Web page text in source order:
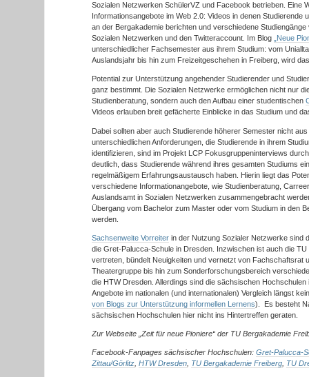
Sozialen Netzwerken SchülerVZ und Facebook betrieben. Eine
Informationsangebote im Web 2.0: Videos in denen Studierende
an der Bergakademie berichten und verschiedene
Sozialen Netzwerken und den Twitteraccount. Im Blog
„Neue
unterschiedlicher Fachsemester aus ihrem Studium: vom
Auslandsjahr bis hin zum Freizeitgeschehen in Freiberg, wird
Potential zur Unterstützung angehender Studierender und
ganz bestimmt. Die Sozialen Netzwerke ermöglichen nicht nur
Studienberatung, sondern auch den Aufbau einer studentischen
Videos erlauben breit gefächerte Einblicke in das Studium und
Dabei sollten aber auch Studierende höherer Semester nicht
unterschiedlichen Anforderungen, die Studierende in ihrem
identifizieren, sind im Projekt LCP Fokusgruppeninterviews
deutlich, dass Studierende während ihres gesamten Studiums
regelmäßigem Erfahrungsaustausch haben. Hierin liegt das
verschiedene Informationangebote, wie Studienberatung,
Auslandsamt in Sozialen Netzwerken zusammengebracht
Übergang vom Bachelor zum Master oder vom Studium in den
werden.
Sachsenweite Vorreiter in der Nutzung Sozialer Netzwerke sind
die Gret-Palucca-Schule in Dresden. Inzwischen ist auch die
vertreten, bündelt Neuigkeiten und vernetzt von Fachschaftsrat
Theatergruppe bis hin zum Sonderforschungsbereich
die HTW Dresden. Allerdings sind die sächsischen
Angebote im nationalen (und internationalen) Vergleich längst
von Blogs zur Unterstützung informellen Lernens). Es besteht
sächsischen Hochschulen hier nicht ins Hintertreffen geraten.
Zur Webseite „Zeit für neue Pioniere“ der TU Bergakademie
Facebook-Fanpages sächsischer Hochschulen: Gret-Palucca-
Zittau/Görlitz HTW Dresden TU Bergakademie Freiberg TU